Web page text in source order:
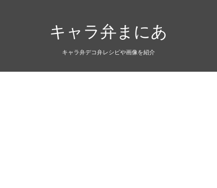
キャラ弁まにあ
キャラ弁デコ弁レシピや画像を紹介